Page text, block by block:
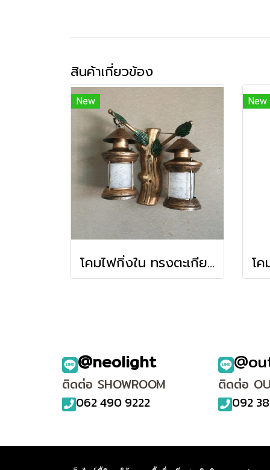
สินค้าเกี่ยวข้อง
New
โคมไฟกิ่งใน ทรงตะเกียงคู่ รุ่น 6314/2
New
@neolight
ติดต่อ SHOWROOM
062 490 9222
ติดต่อ
092